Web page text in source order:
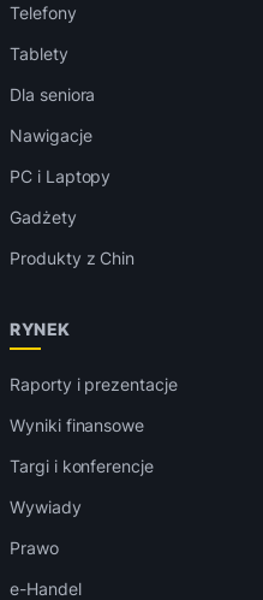
Telefony
Tablety
Dla seniora
Nawigacje
PC i Laptopy
Gadżety
Produkty z Chin
RYNEK
Raporty i prezentacje
Wyniki finansowe
Targi i konferencje
Wywiady
Prawo
e-Handel